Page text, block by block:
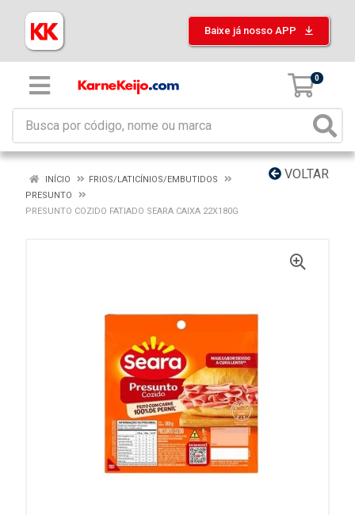
Baixe já nosso APP
0
VOLTAR
INÍCIO
FRIOS/LATICÍNIOS/EMBUTIDOS
PRESUNTO
PRESUNTO COZIDO FATIADO SEARA CAIXA 22X180G